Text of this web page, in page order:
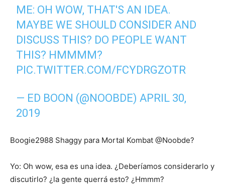
ME: OH WOW, THAT'S AN IDEA.
MAYBE WE SHOULD CONSIDER AND
DISCUSS THIS? DO PEOPLE WANT
THIS? HMMMM?
PIC.TWITTER.COM/FCYDRGZOTR
— ED BOON (@NOOBDE)APRIL 30,
2019
Boogie2988 Shaggy para Mortal Kombat @Noobde?
Yo: Oh wow, esa es una idea. ¿Deberíamos considerarlo y
discutirlo? ¿la gente querrá esto? ¿Hmmm?